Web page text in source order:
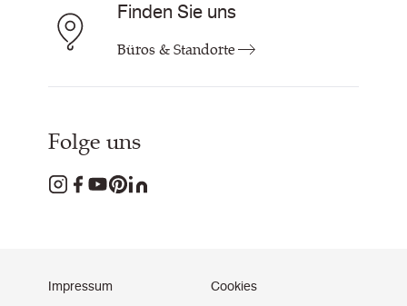
Finden Sie uns
Büros & Standorte
Folge uns
Impressum Cookies